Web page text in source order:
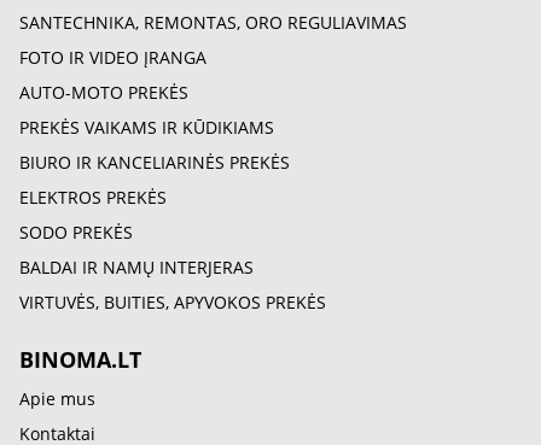
SANTECHNIKA, REMONTAS, ORO REGULIAVIMAS
FOTO IR VIDEO ĮRANGA
AUTO-MOTO PREKĖS
PREKĖS VAIKAMS IR KŪDIKIAMS
BIURO IR KANCELIARINĖS PREKĖS
ELEKTROS PREKĖS
SODO PREKĖS
BALDAI IR NAMŲ INTERJERAS
VIRTUVĖS, BUITIES, APYVOKOS PREKĖS
BINOMA.LT
Apie mus
Kontaktai